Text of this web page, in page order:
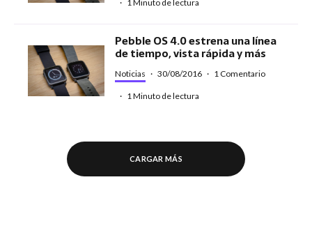
· 1 Minuto de lectura
Pebble OS 4.0 estrena una línea
de tiempo, vista rápida y más
Noticias · 30/08/2016 · 1 Comentario
· 1 Minuto de lectura
CARGAR MÁS